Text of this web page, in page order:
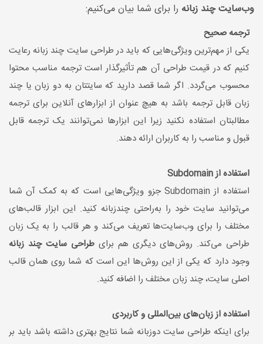
وب‌سایت چند زبانه را برای شما بیان می‌کنیم:
ترجمه صحیح
یکی از مهم‌ترین ویژگی‌هایی که باید در طراحی سایت چند زبانه رعایت
کنیم که در قیمت طراحی آن هم تأثیرگذار است ترجمه مناسب محتوا
محسوب می‌گردد. اگر شما قصد دارید که سایتتان به دو زبان یا چند
زبان قابل ترجمه باشد به هیچ عنوان از ابزارهای آنلاین برای ترجمه
مطالبتان استفاده نکنید زیرا این ابزارها نمی‌توانند یک ترجمه قابل
‌قبول و مناسب را به کاربران ارائه دهند.
استفاده از Subdomain
استفاده از Subdomain جزو ویژگی‌هایی است که به کمک آن شما
می‌توانید سایت خود را به‌راحتی چندزبانه کنید. این ابزار قالب‌های
مختلف را برای وب‌سایت‌ها تعریف می‌کند و هر قالب را به یک زبان
طراحی می‌کند. روش‌های دیگری هم برایطراحی ‌سایت چند زبانه
وجود دارد که یکی از این روش‌ها این است که شما روی همان قالب
اصلی سایت، چند زبان مختلف را اضافه کنید.
استفاده از زبان‌های بین‌المللی و کاربردی
برای اینکه طراحی سایت دوزبانه شما نتایج بهتری داشته باشد باید بر